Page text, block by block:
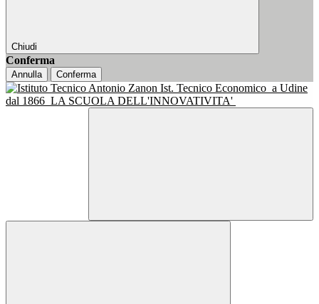
Chiudi
Conferma
Annulla Conferma
Ist. Tecnico Economico a Udine
dal 1866 LA SCUOLA DELL'INNOVATIVITA'